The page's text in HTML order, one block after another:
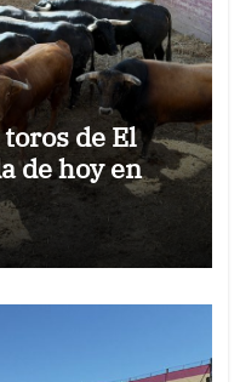
de El
de hoy en